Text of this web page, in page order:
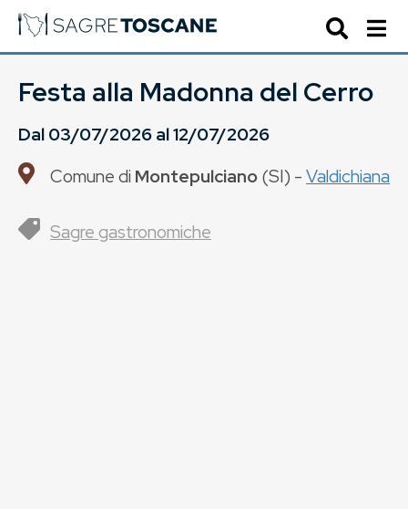
Festa alla Madonna del Cerro
Dal03/07/2026al12/07/2026
Comune di Montepulciano(SI) -Valdichiana
Sagre gastronomiche